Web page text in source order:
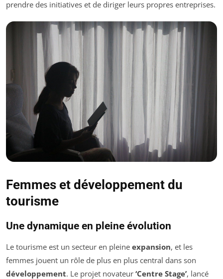
prendre des initiatives et de diriger leurs propres entreprises.
Femmes et développement du
tourisme
Une dynamique en pleine évolution
Le tourisme est un secteur en pleine expansion, et les
femmes jouent un rôle de plus en plus central dans son
développement. Le projet novateur ‘Centre Stage’, lancé